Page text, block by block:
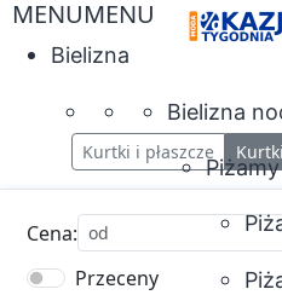
Skip
content
Okazje
Tygodnia
MENUMENU
Bielizna
Bielizna
Piżamy
Kurtki i płaszcze
Cena:
Przeceny